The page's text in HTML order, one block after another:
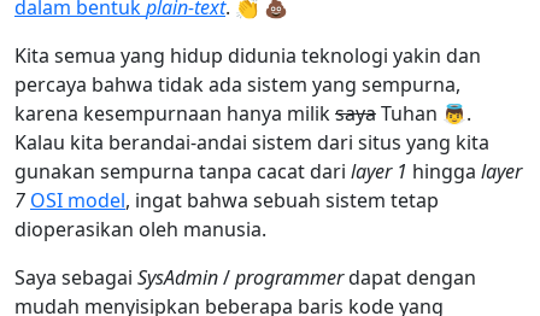
dalam bentukplain-text. 👏 💩
Kita semua yang hidup didunia teknologi yakin dan
percaya bahwa tidak ada sistem yang sempurna,
karena kesempurnaan hanya miliksayaTuhan 👼.
Kalau kita berandai-andai sistem dari situs yang kita
gunakan sempurna tanpa cacat dari layer 1 hingga layer
7 OSI model, ingat bahwa sebuah sistem tetap
dioperasikan oleh manusia.
Saya sebagai SysAdmin/programmerdapat dengan
mudah menyisipkan beberapa baris kode yang